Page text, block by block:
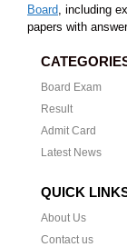
Board, including
papers with
Board Exam
Result
Admit Card
Latest News
QUICK
About Us
Contact us